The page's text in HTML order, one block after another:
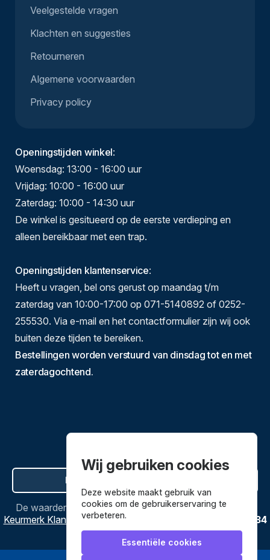
Veelgestelde vragen
Klachten en suggesties
Retourneren
Algemene voorwaarden
Privacy policy
Openingstijden winkel:
Woensdag: 13:00 - 16:00 uur
Vrijdag: 10:00 - 16:00 uur
Zaterdag: 10:00 - 14:30 uur
De winkel is gesitueerd op de eerste verdieping en
alleen bereikbaar met een trap.
Openingstijden klantenservice:
Heeft u vragen, bel ons gerust op maandag t/m
zaterdag van 10:00-17:00 op 071-5140892 of 0252-
255530. Via e-mail en het contactformulier zijn wij ook
buiten deze tijden te bereiken.
Bestellingen worden verstuurd van dinsdag tot en met
zaterdagochtend.
Hier de overeenkomst ontbinden
De waardering vanBestekenpannen.nlbijWebwinkel
Keurmerk Klantbeoordelingen
3634
reviews.
Wij gebruiken cookies
Deze website maakt gebruik van
cookies om de gebruikerservaring te
verbeteren.
Essentiële cookies